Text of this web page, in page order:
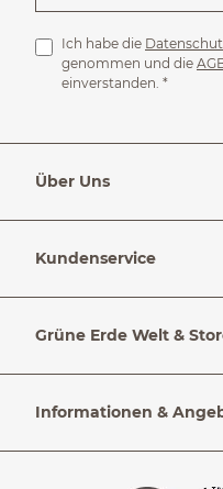
Ich habe die
genommen und die
einverstanden. *
Über Uns
Kundenservice
Grüne Erde Welt &
Informationen &